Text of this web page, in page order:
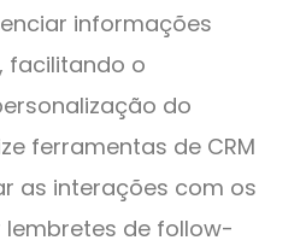
informações
facilitando o
do
ferramentas de CRM
as interações com os
lembretes de follow-